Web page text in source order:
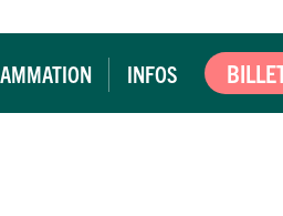
INFOS